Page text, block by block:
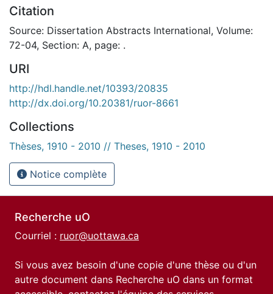
Citation
Source: Dissertation Abstracts International, Volume:
72-04, Section: A, page: .
URI
http://hdl.handle.net/10393/20835
http://dx.doi.org/10.20381/ruor-8661
Collections
Thèses, 1910 - 2010 // Theses, 1910 - 2010
Notice complète
Recherche uO
Courriel : ruor@uottawa.ca
Si vous avez besoin d'une copie d'une thèse ou d'un
autre document dans Recherche uO dans un format